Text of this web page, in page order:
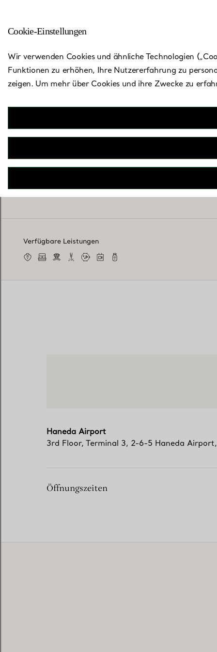
Zurück zu „Store finden“
Verfügbare Leistungen
Haneda Airport
3rd Floor, Terminal 3, 2-6-5 Haneda Airport,
Öffnungszeiten
Cookie-Einstellungen
Wir verwenden Cookies und ähnliche Technologien
Funktionen zu erhöhen, Ihre Nutzererfahrung zu
zeigen. Um mehr über Cookies und ihre Zwecke zu